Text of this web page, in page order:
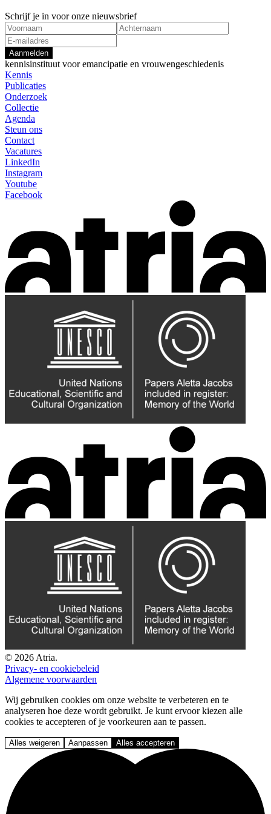
Schrijf je in voor onze nieuwsbrief
Aanmelden
kennisinstituut voor emancipatie en vrouwengeschiedenis
Kennis
Publicaties
Onderzoek
Collectie
Agenda
Steun ons
Contact
Vacatures
LinkedIn
Instagram
Youtube
Facebook
© 2026 Atria.
Privacy- en cookiebeleid
Algemene voorwaarden
Wij gebruiken cookies om onze website te verbeteren en te
analyseren hoe deze wordt gebruikt. Je kunt ervoor kiezen alle
cookies te accepteren of je voorkeuren aan te passen.
Alles weigeren Aanpassen Alles accepteren